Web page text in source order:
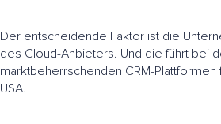
Der entscheidende Faktor ist die
des Cloud-Anbieters. Und die führt bei
marktbeherrschenden CRM-Plattformen
USA.